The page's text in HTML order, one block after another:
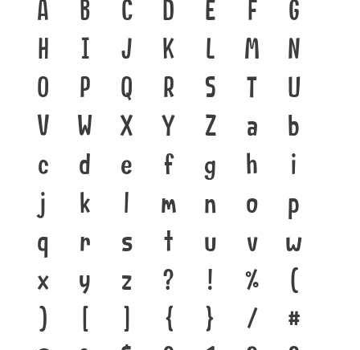
A B C D E F
G
H
I J K L M
N
O
P Q R S T
U
V
W X Y Z a
b
c
d e f g h
i
j
k l m n o
p
q
r s t u v
w
x
y z ? ! %
(
)
[ ] { } /
#